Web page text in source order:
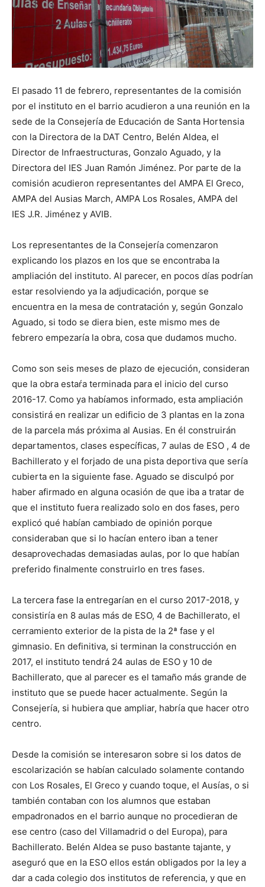
El pasado 11 de febrero, representantes de la comisión
por el instituto en el barrio acudieron a una reunión en la
sede de la Consejería de Educación de Santa Hortensia
con la Directora de la DAT Centro, Belén Aldea, el
Director de Infraestructuras, Gonzalo Aguado, y la
Directora del IES Juan Ramón Jiménez. Por parte de la
comisión acudieron representantes del AMPA El Greco,
AMPA del Ausias March, AMPA Los Rosales, AMPA del
IES J.R. Jiménez y AVIB.
Los representantes de la Consejería comenzaron
explicando los plazos en los que se encontraba la
ampliación del instituto. Al parecer, en pocos días podrían
estar resolviendo ya la adjudicación, porque se
encuentra en la mesa de contratación y, según Gonzalo
Aguado, si todo se diera bien, este mismo mes de
febrero empezaría la obra, cosa que dudamos mucho.
Como son seis meses de plazo de ejecución, consideran
que la obra estaŕa terminada para el inicio del curso
2016-17. Como ya habíamos informado, esta ampliación
consistirá en realizar un edificio de 3 plantas en la zona
de la parcela más próxima al Ausias. En él construirán
departamentos, clases específicas, 7 aulas de ESO , 4 de
Bachillerato y el forjado de una pista deportiva que sería
cubierta en la siguiente fase. Aguado se disculpó por
haber afirmado en alguna ocasión de que iba a tratar de
que el instituto fuera realizado solo en dos fases, pero
explicó qué habían cambiado de opinión porque
consideraban que si lo hacían entero iban a tener
desaprovechadas demasiadas aulas, por lo que habían
preferido finalmente construirlo en tres fases.
La tercera fase la entregarían en el curso 2017-2018, y
consistiría en 8 aulas más de ESO, 4 de Bachillerato, el
cerramiento exterior de la pista de la 2ª fase y el
gimnasio. En definitiva, si terminan la construcción en
2017, el instituto tendrá 24 aulas de ESO y 10 de
Bachillerato, que al parecer es el tamaño más grande de
instituto que se puede hacer actualmente. Según la
Consejería, si hubiera que ampliar, habría que hacer otro
centro.
Desde la comisión se interesaron sobre si los datos de
escolarización se habían calculado solamente contando
con Los Rosales, El Greco y cuando toque, el Ausías, o si
también contaban con los alumnos que estaban
empadronados en el barrio aunque no procedieran de
ese centro (caso del Villamadrid o del Europa), para
Bachillerato. Belén Aldea se puso bastante tajante, y
aseguró que en la ESO ellos están obligados por la ley a
dar a cada colegio dos institutos de referencia, y que en